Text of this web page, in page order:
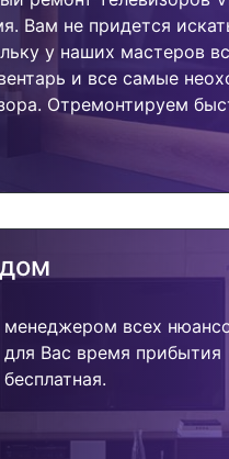
Вам не придется
у наших мастеров
и все самые
Отремонтируем
всех
для Вас время прибытия